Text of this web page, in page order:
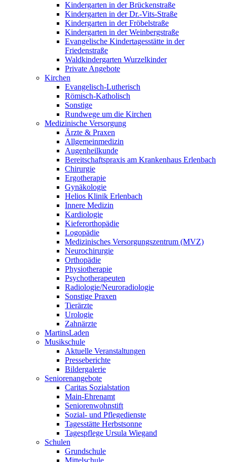
Kindergarten in der Brückenstraße
Kindergarten in der Dr.-Vits-Straße
Kindergarten in der Fröbelstraße
Kindergarten in der Weinbergstraße
Evangelische Kindertagesstätte in der
Friedenstraße
Waldkindergarten Wurzelkinder
Private Angebote
Kirchen
Evangelisch-Lutherisch
Römisch-Katholisch
Sonstige
Rundwege um die Kirchen
Medizinische Versorgung
Ärzte & Praxen
Allgemeinmedizin
Augenheilkunde
Bereitschaftspraxis am Krankenhaus Erlenbach
Chirurgie
Ergotherapie
Gynäkologie
Helios Klinik Erlenbach
Innere Medizin
Kardiologie
Kieferorthopädie
Logopädie
Medizinisches Versorgungszentrum (MVZ)
Neurochirurgie
Orthopädie
Physiotherapie
Psychotherapeuten
Radiologie/Neuroradiologie
Sonstige Praxen
Tierärzte
Urologie
Zahnärzte
MartinsLaden
Musikschule
Aktuelle Veranstaltungen
Presseberichte
Bildergalerie
Seniorenangebote
Caritas Sozialstation
Main-Ehrenamt
Seniorenwohnstift
Sozial- und Pflegedienste
Tagesstätte Herbstsonne
Tagespflege Ursula Wiegand
Schulen
Grundschule
Mittelschule